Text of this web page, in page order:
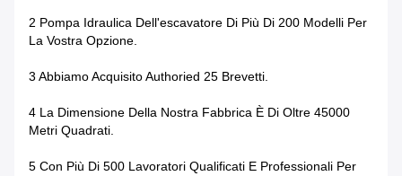
2 Pompa Idraulica Dell'escavatore Di Più Di 200 Modelli Per
La Vostra Opzione.
3 Abbiamo Acquisito Authoried 25 Brevetti.
4 La Dimensione Della Nostra Fabbrica È Di Oltre 45000
Metri Quadrati.
5 Con Più Di 500 Lavoratori Qualificati E Professionali Per